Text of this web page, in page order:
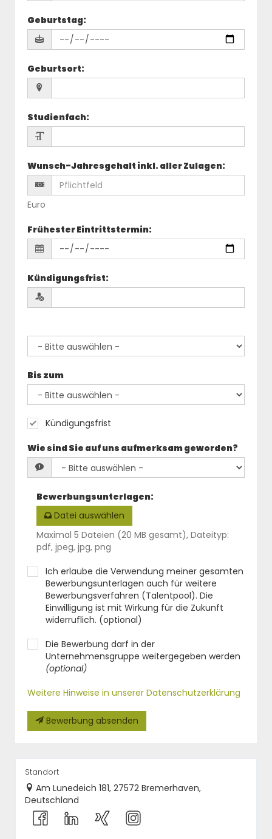
Geburtstag:
Geburtsort:
Studienfach:
Wunsch-Jahresgehalt inkl. aller Zulagen:
Euro
Frühester Eintrittstermin:
Kündigungsfrist:
Bis zum
Kündigungsfrist
Wie sind Sie auf uns aufmerksam geworden?
Bewerbungsunterlagen:
Datei auswählen
Maximal 5 Dateien (20 MB gesamt), Dateityp:
pdf, jpeg, jpg, png
Ich erlaube die Verwendung meiner gesamten
Bewerbungsunterlagen auch für weitere
Bewerbungsverfahren (Talentpool). Die
Einwilligung ist mit Wirkung für die Zukunft
widerruflich. (optional)
Die Bewerbung darf in der
Unternehmensgruppe weitergegeben werden
(optional)
Weitere Hinweise in unserer Datenschutzerklärung
Bewerbung absenden
Standort
Am Lunedeich 181, 27572 Bremerhaven,
Deutschland